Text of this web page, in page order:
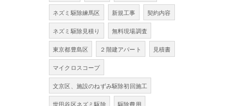
ネズミ駆除練馬区 新規工事 契約内容
ネズミ駆除見積り 無料現場調査
東京都豊島区 ２階建アパート 見積書
マイクロスコープ
文京区、施設のねずみ駆除初回施工
世田谷区ネズミ駆除 駆除費用